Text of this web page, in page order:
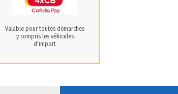
Valable pour toutes démarches
y compris les véhicules
d'import